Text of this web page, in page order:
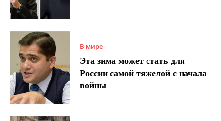
В мире
Эта зима может стать для
России самой тяжелой с начала
войны